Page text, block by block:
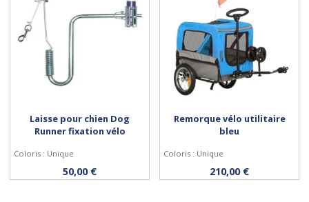
Acheter
Laisse pour chien Dog
Runner fixation vélo
Coloris : Unique
50,00 € Acheter
Remorque vélo utilitaire
bleu
Coloris : Unique
210,00 €